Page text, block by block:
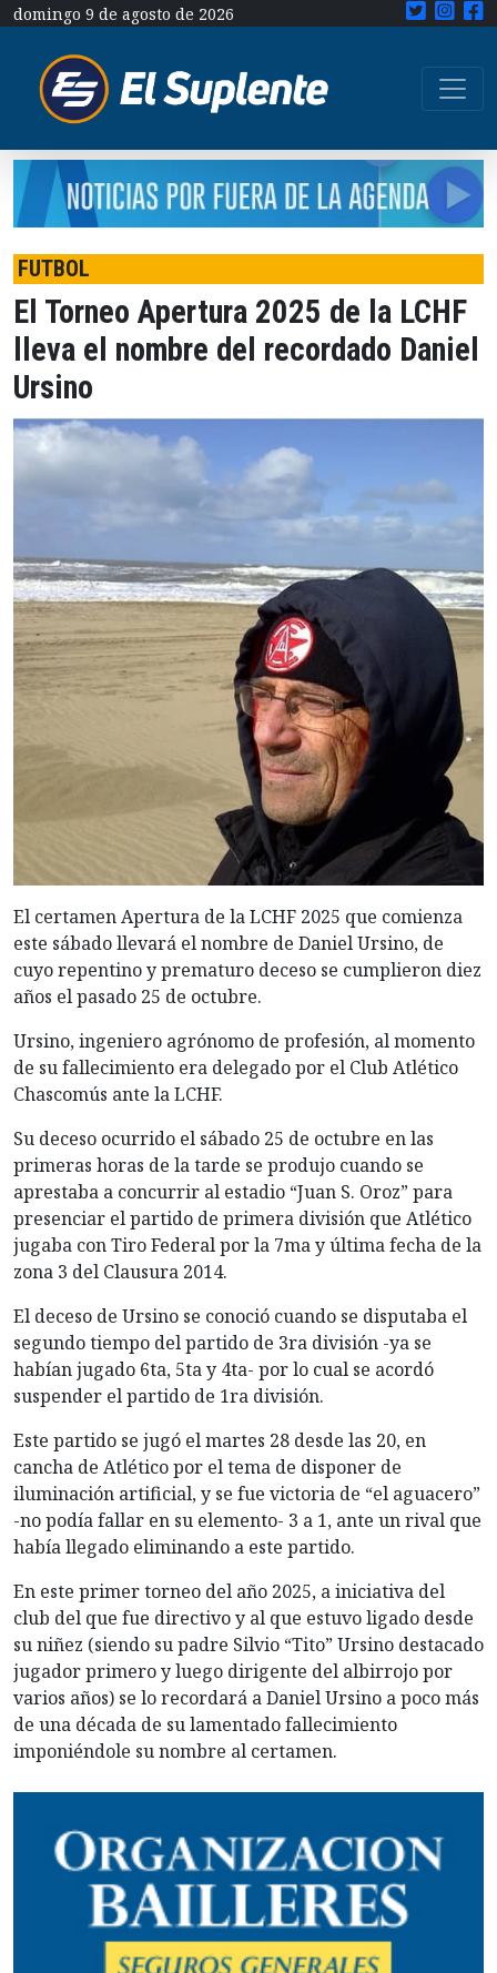
domingo 9 de agosto de 2026
FUTBOL
El Torneo Apertura 2025 de la LCHF
lleva el nombre del recordado Daniel
Ursino
El certamen Apertura de la LCHF 2025 que comienza
este sábado llevará el nombre de Daniel Ursino, de
cuyo repentino y prematuro deceso se cumplieron diez
años el pasado 25 de octubre.
Ursino, ingeniero agrónomo de profesión, al momento
de su fallecimiento era delegado por el Club Atlético
Chascomús ante la LCHF.
Su deceso ocurrido el sábado 25 de octubre en las
primeras horas de la tarde se produjo cuando se
aprestaba a concurrir al estadio “Juan S. Oroz” para
presenciar el partido de primera división que Atlético
jugaba con Tiro Federal por la 7ma y última fecha de la
zona 3 del Clausura 2014.
El deceso de Ursino se conoció cuando se disputaba el
segundo tiempo del partido de 3ra división -ya se
habían jugado 6ta, 5ta y 4ta- por lo cual se acordó
suspender el partido de 1ra división.
Este partido se jugó el martes 28 desde las 20, en
cancha de Atlético por el tema de disponer de
iluminación artificial, y se fue victoria de “el aguacero”
-no podía fallar en su elemento- 3 a 1, ante un rival que
había llegado eliminando a este partido.
En este primer torneo del año 2025, a iniciativa del
club del que fue directivo y al que estuvo ligado desde
su niñez (siendo su padre Silvio “Tito” Ursino destacado
jugador primero y luego dirigente del albirrojo por
varios años) se lo recordará a Daniel Ursino a poco más
de una década de su lamentado fallecimiento
imponiéndole su nombre al certamen.